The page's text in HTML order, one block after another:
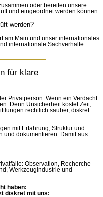
oder bereiten unsere
und eingeordnet werden können.
werden?
am Main und unser internationales
internationale Sachverhalte
für klare
Privatperson: Wenn ein Verdacht
Denn Unsicherheit kostet Zeit,
rechtlich sauber, diskret
mit Erfahrung, Struktur und
und dokumentieren. Damit aus
haben:
diskret mit uns: